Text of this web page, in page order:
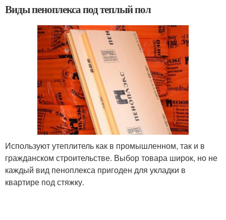
Виды пеноплекса под теплый пол
Используют утеплитель как в промышленном, так и в
гражданском строительстве. Выбор товара широк, но не
каждый вид пеноплекса пригоден для укладки в
квартире под стяжку.